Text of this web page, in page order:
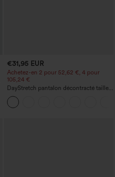
€31,95 EUR
Achetez-en 2 pour 52,62 €, 4 pour
105,24 €
DayStretch pantalon décontracté taille
haute avec poches et coupe droite